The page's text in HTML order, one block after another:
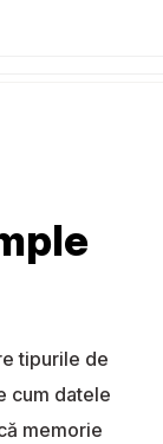
tipurile de
cum datele
memorie